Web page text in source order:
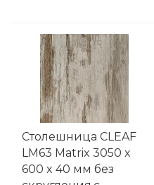
Столешница CLEAF
LM63 Matrix 3050 x
600 x 40 мм без